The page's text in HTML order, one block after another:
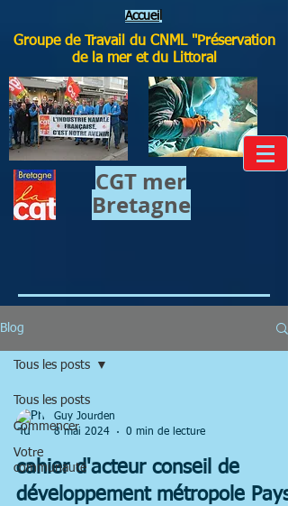
Accuei
Groupe de Travail du CNML "Préservation
de la mer et du Littoral
CGT mer​
Bretagne
Blog
Tous les posts
Commencer
Votre
communauté
Tous les posts
Guy Jourden
8 mai 2024
0 min de lecture
cahier d'acteur conseil de
développement métropole Pays